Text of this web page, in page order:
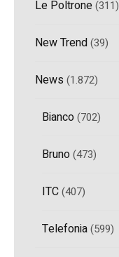
Le Poltrone(311)
New Trend(39)
News (1.872)
Bianco(702)
Bruno(473)
ITC(407)
Telefonia(599)